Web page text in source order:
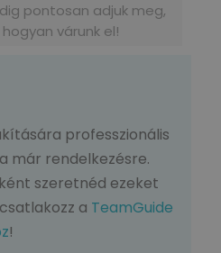
pontosan adjuk meg,
várunk el!
professzionális
már rendelkezésre.
szeretnéd ezeket
a TeamGuide
!